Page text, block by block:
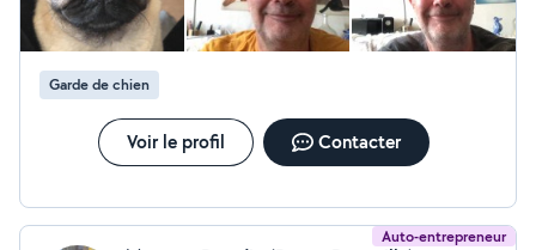
Garde de chien
Voir le profil Contacter
Auto-entrepreneur